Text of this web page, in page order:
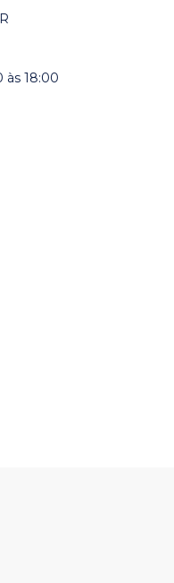
às 18:00